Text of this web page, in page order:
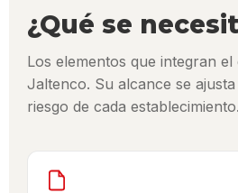
¿Qué se
Los elementos que integran el
Jaltenco. Su alcance se
riesgo de cada establecimiento.